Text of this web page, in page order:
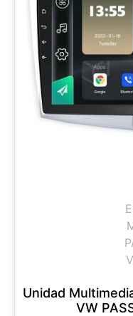
Unidad
VW